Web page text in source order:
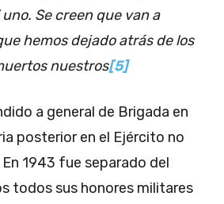
Se creen que van a
hemos dejado atrás de los
nuestros[5]
a general de Brigada en
posterior en el Ejército no
1943 fue separado del
todos sus honores militares